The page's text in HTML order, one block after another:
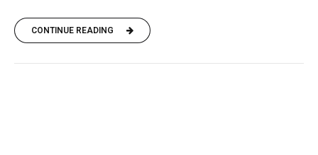
CONTINUE READING